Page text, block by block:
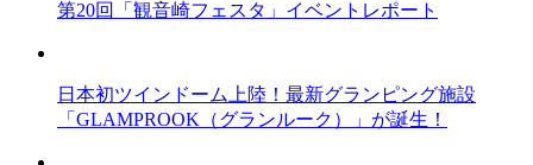
第20回「観音崎フェスタ」イベントレポート
日本初ツインドーム上陸！最新グランピング施設
「GLAMPROOK（グランルーク）」が誕生！